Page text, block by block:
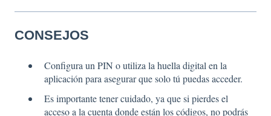
CONSEJOS
Configura un PIN o utiliza la huella digital en la
aplicación para asegurar que solo tú puedas acceder.
Es importante tener cuidado, ya que si pierdes el
acceso a la cuenta donde están los códigos, no podrás